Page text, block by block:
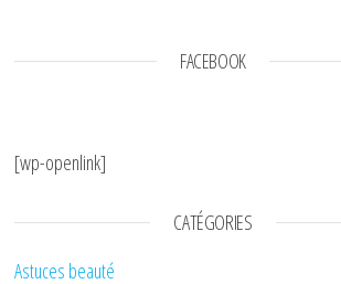
FACEBOOK
[wp-openlink]
CATÉGORIES
Astuces beauté